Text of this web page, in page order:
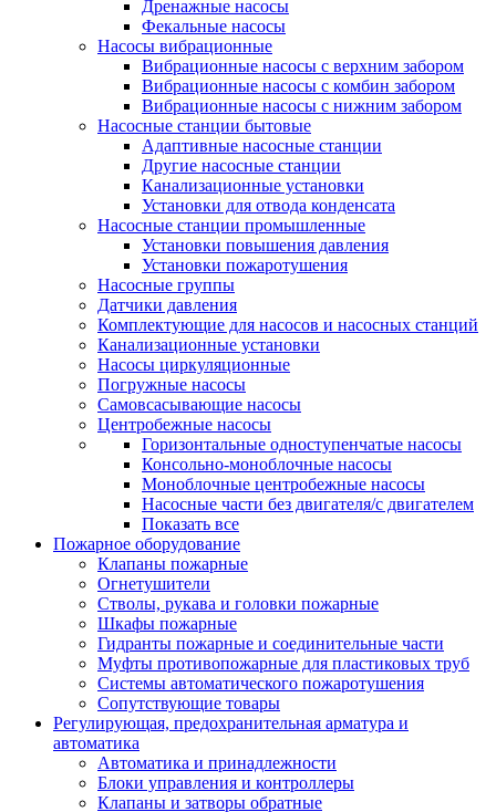
Дренажные насосы
Фекальные насосы
Насосы вибрационные
Вибрационные насосы с верхним забором
Вибрационные насосы с комбин забором
Вибрационные насосы с нижним забором
Насосные станции бытовые
Адаптивные насосные станции
Другие насосные станции
Канализационные установки
Установки для отвода конденсата
Насосные станции промышленные
Установки повышения давления
Установки пожаротушения
Насосные группы
Датчики давления
Комплектующие для насосов и насосных станций
Канализационные установки
Насосы циркуляционные
Погружные насосы
Самовсасывающие насосы
Центробежные насосы
Горизонтальные одноступенчатые насосы
Консольно-моноблочные насосы
Моноблочные центробежные насосы
Насосные части без двигателя/с двигателем
Показать все
Пожарное оборудование
Клапаны пожарные
Огнетушители
Стволы, рукава и головки пожарные
Шкафы пожарные
Гидранты пожарные и соединительные части
Муфты противопожарные для пластиковых труб
Системы автоматического пожаротушения
Сопутствующие товары
Регулирующая, предохранительная арматура и
автоматика
Автоматика и принадлежности
Блоки управления и контроллеры
Клапаны и затворы обратные